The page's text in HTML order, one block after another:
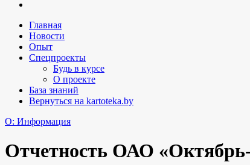
Главная
Новости
Опыт
Спецпроекты
Будь в курсе
О проекте
База знаний
Вернуться на kartoteka.by
O: Информация
Отчетность ОАО «Октябрь-